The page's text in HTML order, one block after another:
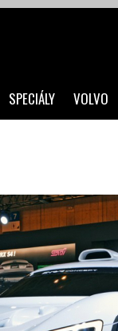
SPECIÁLY VOLVO